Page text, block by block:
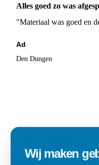
Alles goed zo was
"Materiaal was goed en
Ad
Den Dungen
Wij maken